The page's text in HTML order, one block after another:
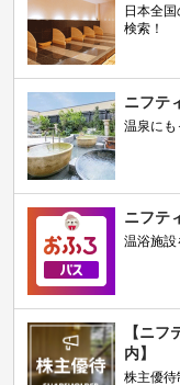
日本全
検索！
ニフテ
温泉にも
ニフテ
温浴施設
【ニ
内】
株主優待